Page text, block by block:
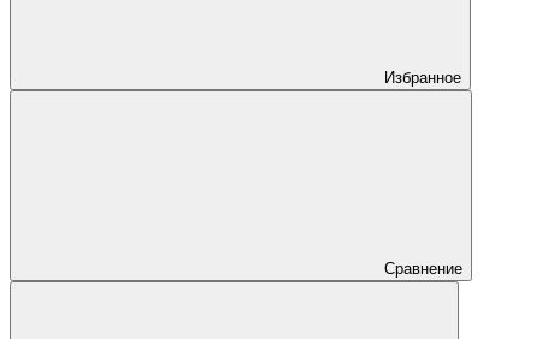
Избранное
Сравнение